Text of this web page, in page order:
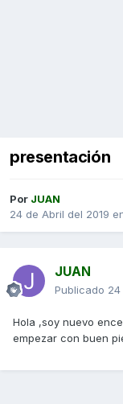
presentación
Por JUAN
24 de Abril del 2019
JUAN
Publicado 24
Hola ,soy nuevo
empezar con buen